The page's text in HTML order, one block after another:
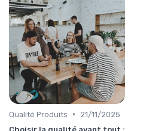
Qualité Produits •
21/11/2025